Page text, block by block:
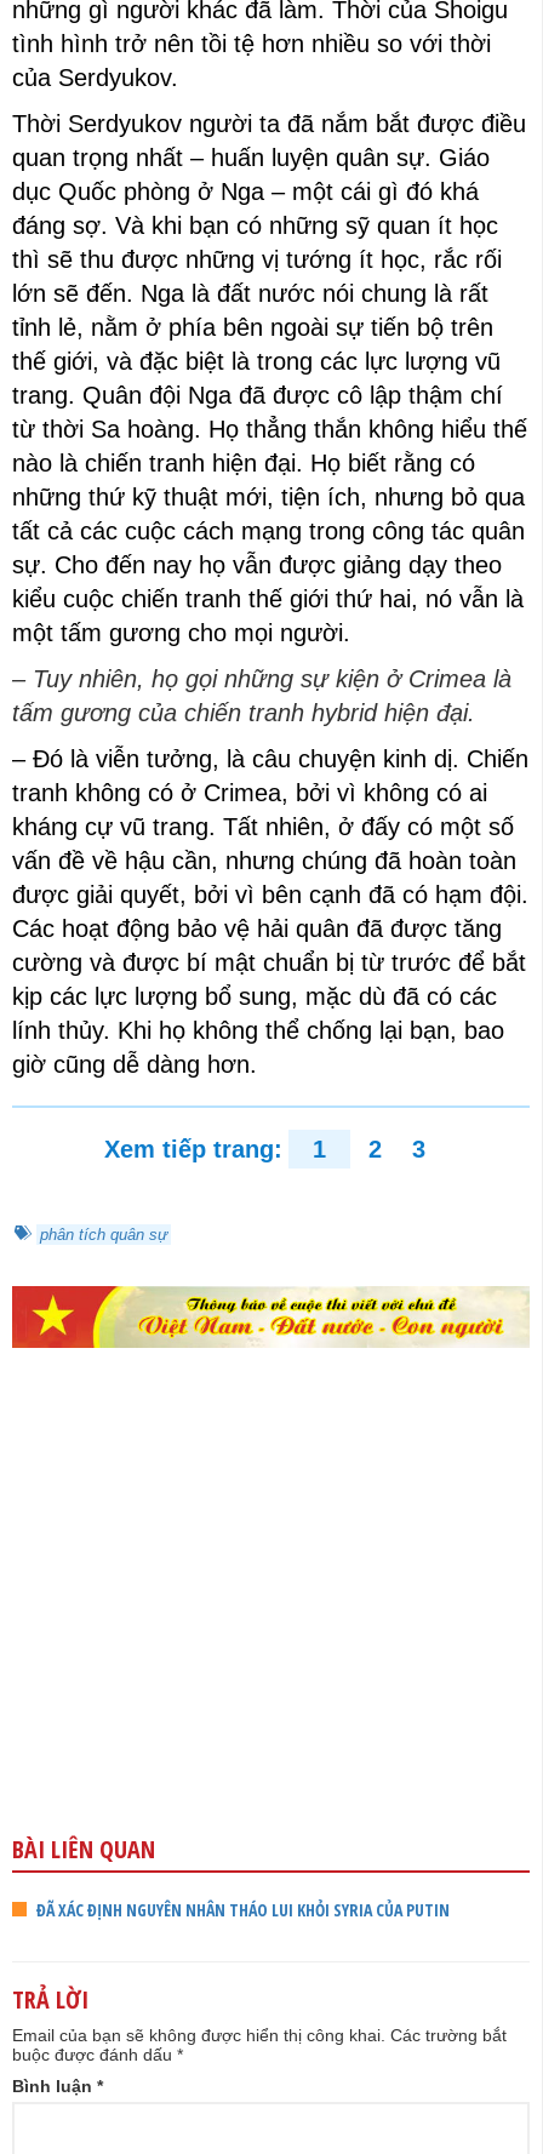
những gì người khác đã làm. Thời của Shoigu
tình hình trở nên tồi tệ hơn nhiều so với thời
của Serdyukov.
Thời Serdyukov người ta đã nắm bắt được điều
quan trọng nhất – huấn luyện quân sự. Giáo
dục Quốc phòng ở Nga – một cái gì đó khá
đáng sợ. Và khi bạn có những sỹ quan ít học
thì sẽ thu được những vị tướng ít học, rắc rối
lớn sẽ đến. Nga là đất nước nói chung là rất
tỉnh lẻ, nằm ở phía bên ngoài sự tiến bộ trên
thế giới, và đặc biệt là trong các lực lượng vũ
trang. Quân đội Nga đã được cô lập thậm chí
từ thời Sa hoàng. Họ thẳng thắn không hiểu thế
nào là chiến tranh hiện đại. Họ biết rằng có
những thứ kỹ thuật mới, tiện ích, nhưng bỏ qua
tất cả các cuộc cách mạng trong công tác quân
sự. Cho đến nay họ vẫn được giảng dạy theo
kiểu cuộc chiến tranh thế giới thứ hai, nó vẫn là
một tấm gương cho mọi người.
– Tuy nhiên, họ gọi những sự kiện ở Crimea là
tấm gương của chiến tranh hybrid hiện đại.
– Đó là viễn tưởng, là câu chuyện kinh dị. Chiến
tranh không có ở Crimea, bởi vì không có ai
kháng cự vũ trang. Tất nhiên, ở đấy có một số
vấn đề về hậu cần, nhưng chúng đã hoàn toàn
được giải quyết, bởi vì bên cạnh đã có hạm đội.
Các hoạt động bảo vệ hải quân đã được tăng
cường và được bí mật chuẩn bị từ trước để bắt
kịp các lực lượng bổ sung, mặc dù đã có các
lính thủy. Khi họ không thể chống lại bạn, bao
giờ cũng dễ dàng hơn.
Xem tiếp trang: 1 2 3
phân tích quân sự
BÀI LIÊN QUAN
ĐÃ XÁC ĐỊNH NGUYÊN NHÂN THÁO LUI KHỎI SYRIA CỦA PUTIN
TRẢ LỜI
Email của bạn sẽ không được hiển thị công khai. Các trường bắt
buộc được đánh dấu *
Bình luận *